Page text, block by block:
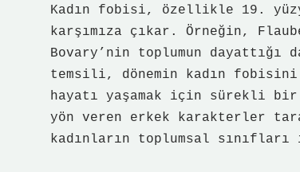
Kadın fobisi, özellikle 19.
karşımıza çıkar. Örneğin,
Bovary’nin toplumun
temsili, dönemin kadın
hayatı yaşamak için sürekli
yön veren erkek karakterler
kadınların toplumsal